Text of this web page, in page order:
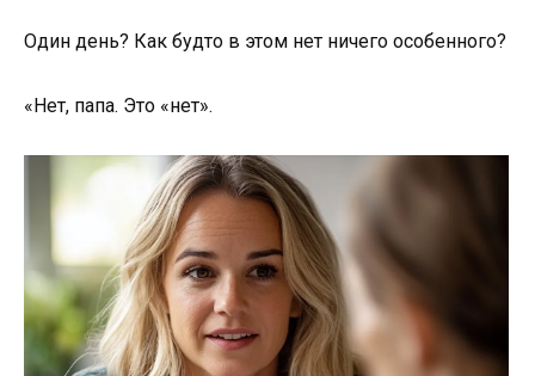
Один день? Как будто в этом нет ничего особенного?
«Нет, папа. Это «нет».